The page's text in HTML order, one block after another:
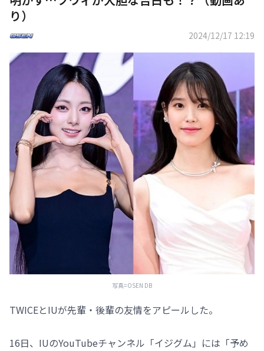
り）
2024/12/17 12:19
写真=OSEN DB
TWICEとIUが先輩・後輩の友情をアピールした。
16日、IUのYouTubeチャンネル「イジグム」には「予め